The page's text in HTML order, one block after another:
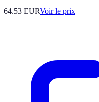
64.53 EURVoir le prix